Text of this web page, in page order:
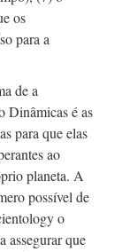
os
para a
de a
Dinâmicas é as
para que elas
ao
planeta. A
possível de
o
assegurar que